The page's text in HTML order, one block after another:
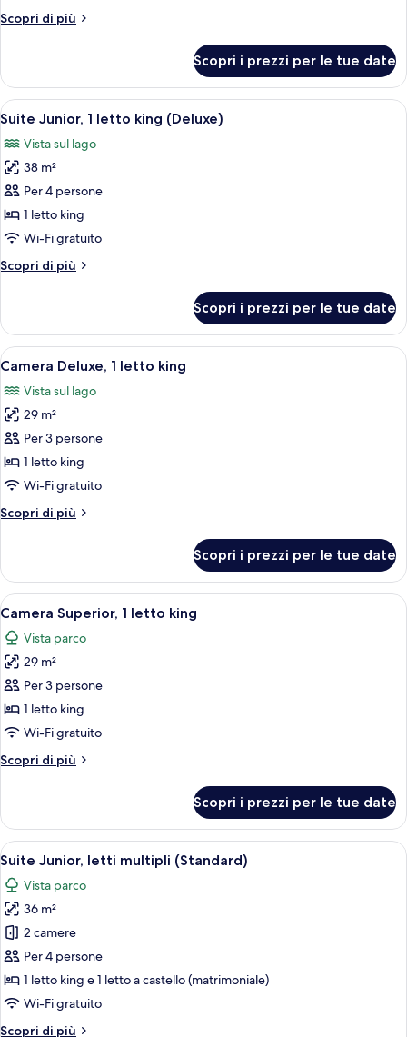
letto
Scopri di più
Altri
Junior,
letto
(Superior)
Scopri i prezzi per le tue date
Apri
tutte
le
foto
per
Suite
Junior,
letto
Una camera d'albergo moderna con
13
Suite Junior, 1 letto king (Deluxe)
Vista sul lago
38 m²
Per 4 persone
1 letto king
Wi-Fi gratuito
Scopri di più
Altri
Junior,
letto
(Deluxe)
Scopri i prezzi per le tue date
Apri
tutte
le
foto
per
Camera
Deluxe,
letto
Una camera da letto moderna con
12
Camera Deluxe, 1 letto king
Vista sul lago
29 m²
Per 3 persone
1 letto king
Wi-Fi gratuito
Scopri di più
Altri
Deluxe,
letto
Scopri i prezzi per le tue date
Apri
tutte
le
foto
per
Camera
Superior,
letto
Una camera da letto moderna con
10
Camera Superior, 1 letto king
Vista parco
29 m²
Per 3 persone
1 letto king
Wi-Fi gratuito
Scopri di più
Altri
Superior,
letto
Scopri i prezzi per le tue date
Apri
tutte
le
foto
per
Suite
Junior,
letti
multipli
Una camera d'albergo moderna con
13
Suite Junior, letti multipli (Standard)
Vista parco
36 m²
2 camere
Per 4 persone
1 letto king e 1 letto a castello (matrimoniale)
Wi-Fi gratuito
Scopri di più
Altri